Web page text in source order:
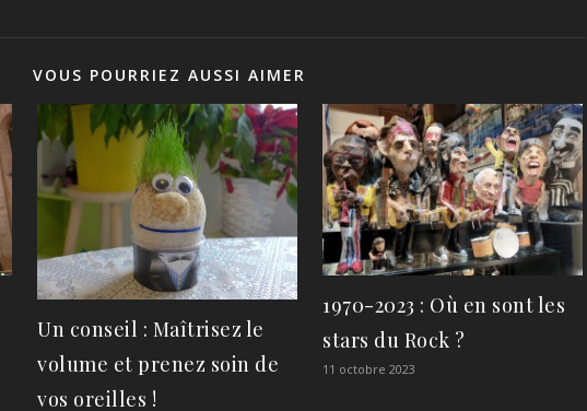
VOUS POURRIEZ AUSSI AIMER
Un conseil : Maîtrisez le
volume et prenez soin de
vos oreilles !
1970-2023 : Où en sont les
stars du Rock ?
11 octobre 2023